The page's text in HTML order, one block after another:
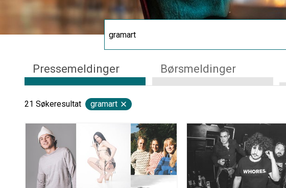
Pressemeldinger Børsmeldinger
21 Søkeresultat gramart